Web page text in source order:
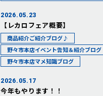
2026.05.23
【レカロフェア概要】
商品紹介ご紹介ブログ♪
野々市本店イベント告知＆紹介ブログ
野々市本店マメ知識ブログ
2026.05.17
今年もやります！！